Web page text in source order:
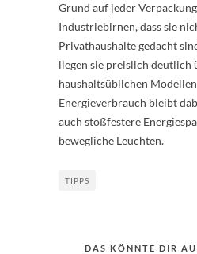
Grund auf jeder
Industriebirnen, dass sie
Privathaushalte gedacht
liegen sie preislich deutlich
haushaltsüblichen
Energieverbrauch bleibt
auch stoßfestere
bewegliche Leuchten.
TIPPS
DAS KÖNNTE DIR